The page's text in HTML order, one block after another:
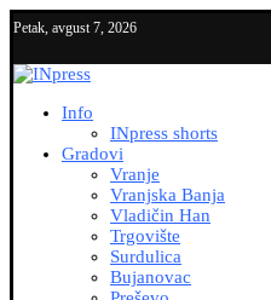
Petak, avgust 7, 2026
Info
INpress shorts
Gradovi
Vranje
Vranjska Banja
Vladičin Han
Trgovište
Surdulica
Bujanovac